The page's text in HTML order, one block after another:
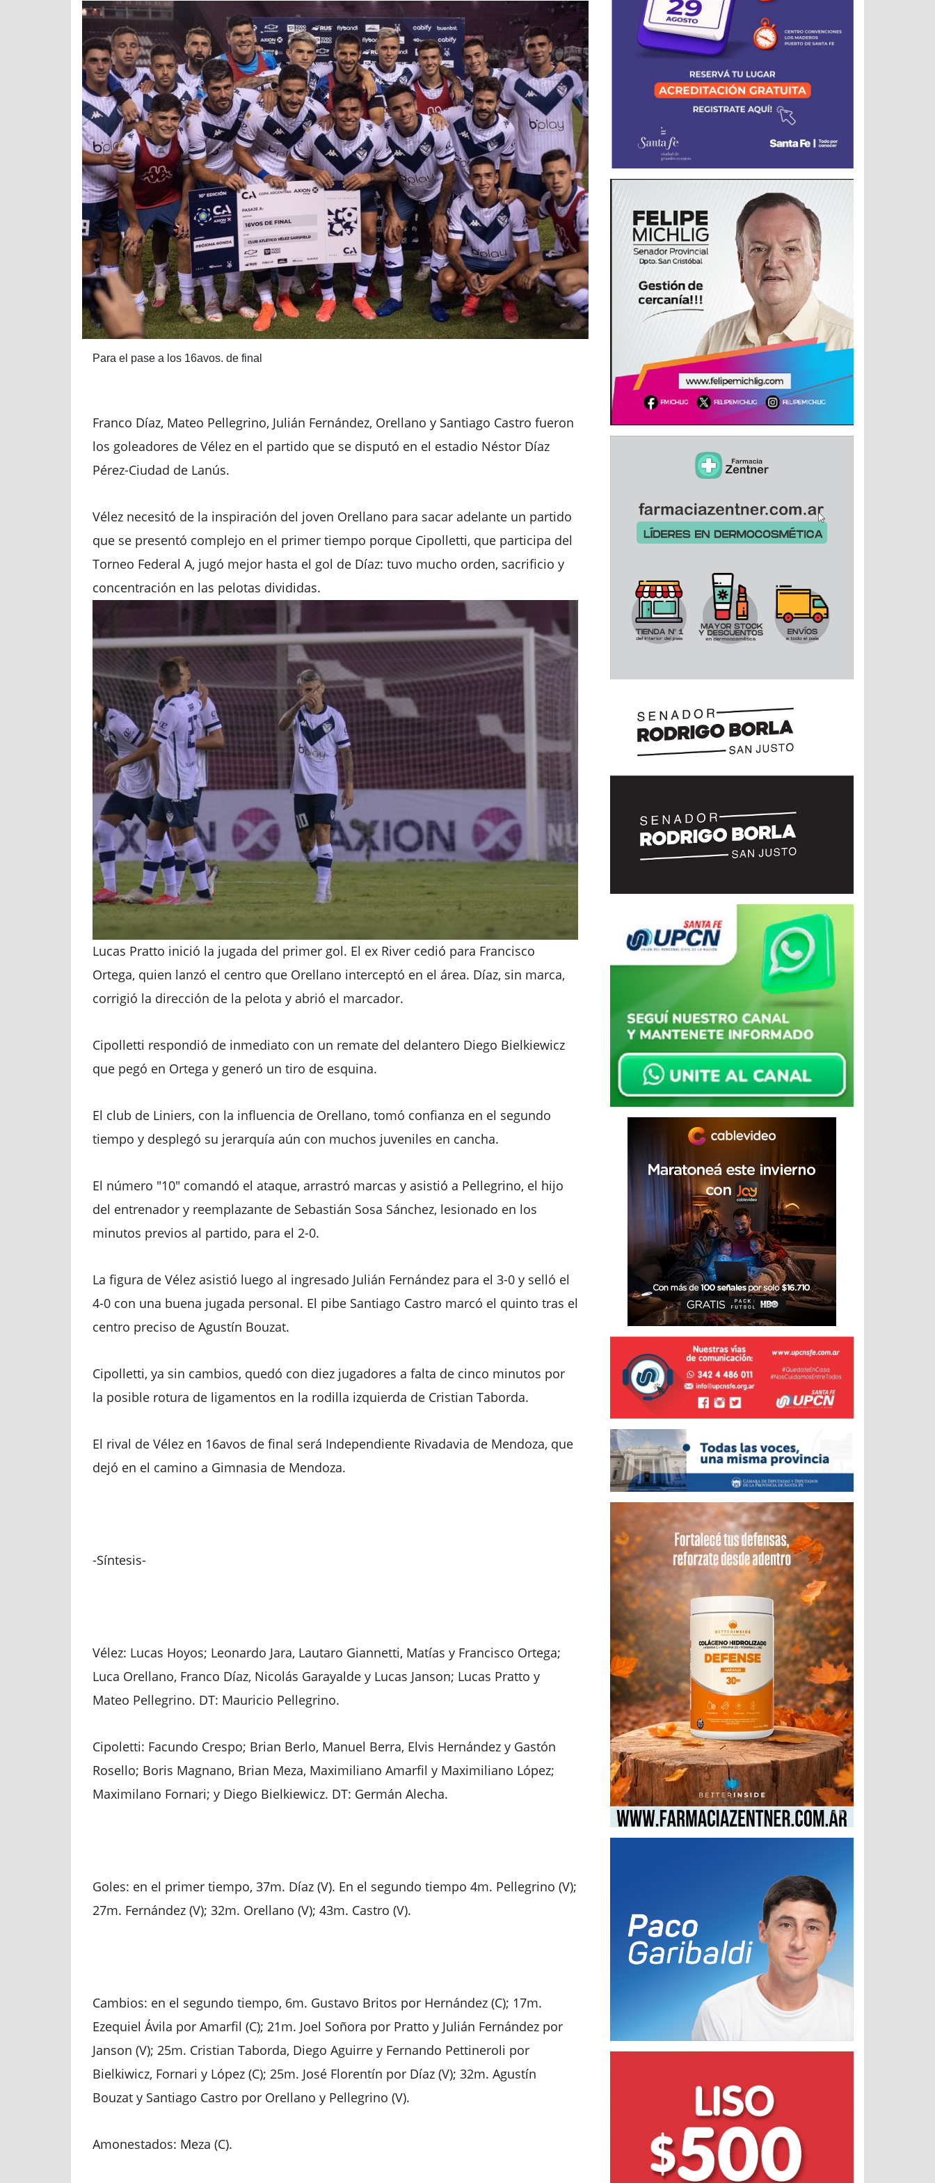
Para el pase a los 16avos. de final
Franco Díaz, Mateo Pellegrino, Julián Fernández, Orellano y Santiago Castro fueron
los goleadores de Vélez en el partido que se disputó en el estadio Néstor Díaz
Pérez-Ciudad de Lanús.
Vélez necesitó de la inspiración del joven Orellano para sacar adelante un partido
que se presentó complejo en el primer tiempo porque Cipolletti, que participa del
Torneo Federal A, jugó mejor hasta el gol de Díaz: tuvo mucho orden, sacrificio y
concentración en las pelotas divididas.
Lucas Pratto inició la jugada del primer gol. El ex River cedió para Francisco
Ortega, quien lanzó el centro que Orellano interceptó en el área. Díaz, sin marca,
corrigió la dirección de la pelota y abrió el marcador.
Cipolletti respondió de inmediato con un remate del delantero Diego Bielkiewicz
que pegó en Ortega y generó un tiro de esquina.
El club de Liniers, con la influencia de Orellano, tomó confianza en el segundo
tiempo y desplegó su jerarquía aún con muchos juveniles en cancha.
El número "10" comandó el ataque, arrastró marcas y asistió a Pellegrino, el hijo
del entrenador y reemplazante de Sebastián Sosa Sánchez, lesionado en los
minutos previos al partido, para el 2-0.
La figura de Vélez asistió luego al ingresado Julián Fernández para el 3-0 y selló el
4-0 con una buena jugada personal. El pibe Santiago Castro marcó el quinto tras el
centro preciso de Agustín Bouzat.
Cipolletti, ya sin cambios, quedó con diez jugadores a falta de cinco minutos por
la posible rotura de ligamentos en la rodilla izquierda de Cristian Taborda.
El rival de Vélez en 16avos de final será Independiente Rivadavia de Mendoza, que
dejó en el camino a Gimnasia de Mendoza.
-Síntesis-
Vélez: Lucas Hoyos; Leonardo Jara, Lautaro Giannetti, Matías y Francisco Ortega;
Luca Orellano, Franco Díaz, Nicolás Garayalde y Lucas Janson; Lucas Pratto y
Mateo Pellegrino. DT: Mauricio Pellegrino.
Cipoletti: Facundo Crespo; Brian Berlo, Manuel Berra, Elvis Hernández y Gastón
Rosello; Boris Magnano, Brian Meza, Maximiliano Amarfil y Maximiliano López;
Maximilano Fornari; y Diego Bielkiewicz. DT: Germán Alecha.
Goles: en el primer tiempo, 37m. Díaz (V). En el segundo tiempo 4m. Pellegrino (V);
27m. Fernández (V); 32m. Orellano (V); 43m. Castro (V).
Cambios: en el segundo tiempo, 6m. Gustavo Britos por Hernández (C); 17m.
Ezequiel Ávila por Amarfil (C); 21m. Joel Soñora por Pratto y Julián Fernández por
Janson (V); 25m. Cristian Taborda, Diego Aguirre y Fernando Pettineroli por
Bielkiwicz, Fornari y López (C); 25m. José Florentín por Díaz (V); 32m. Agustín
Bouzat y Santiago Castro por Orellano y Pellegrino (V).
Amonestados: Meza (C).